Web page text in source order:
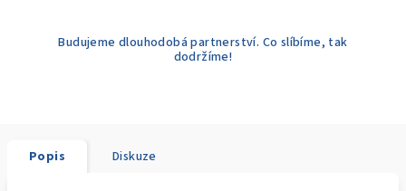
Budujeme dlouhodobá partnerství. Co slíbíme, tak
dodržíme!
Popis Diskuze